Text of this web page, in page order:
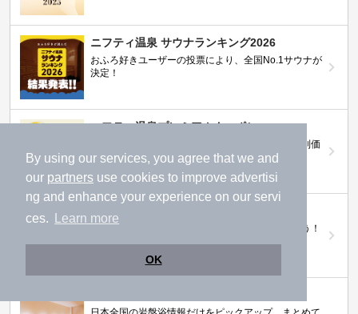
By using our services, you agree that we and
our partners use cookies to improve advertisi
ng and enhance your experience on our servi
ces.
Learn more
OK
ニフティ温泉 サウナランキング2026
おふろ好きユーザーの投票により、全国No.1サウナが
決定！
ニフティ温泉プレミアムクーポン
ノジマモバイル会員向け 通常よりもお得な「特別価
格」で人気の温泉を満喫できる！
行ってみたい施設に投票してプレゼントを当てよう！